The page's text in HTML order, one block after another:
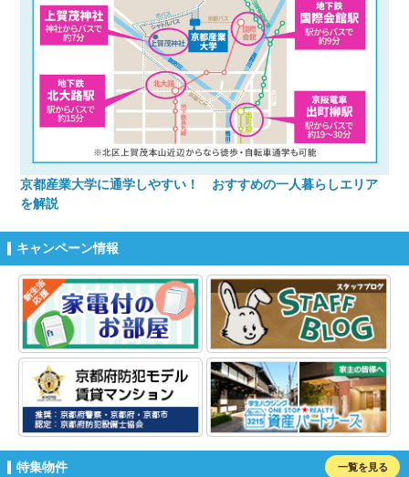
京都産業大学に通学しやすい！ おすすめの一人暮らしエリア
を解説
キャンペーン情報
特集物件 一覧を見る